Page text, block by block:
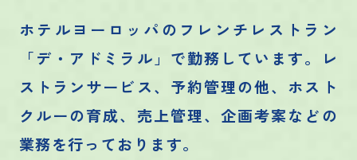
ホテルヨーロッパのフレンチレストラン
「デ・アドミラル」で勤務しています。レ
ストランサービス、予約管理の他、ホスト
クルーの育成、売上管理、企画考案などの
業務を行っております。